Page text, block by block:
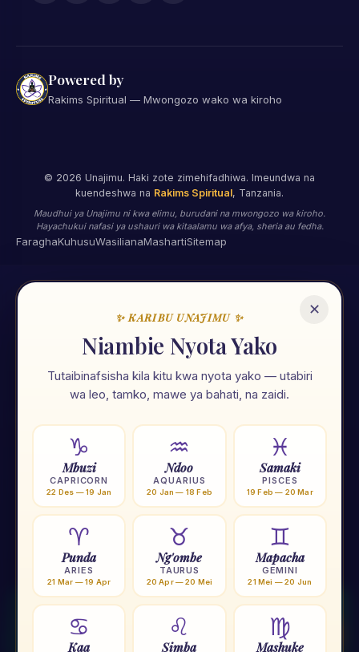
Powered by
Rakims Spiritual — Mwongozo wako wa kiroho
© 2026 Unajimu. Haki zote zimehifadhiwa. Imeundwa na
kuendeshwa na Rakims Spiritual, Tanzania.
Maudhui ya Unajimu ni kwa elimu, burudani na mwongozo wa kiroho.
Hayachukui nafasi ya ushauri wa kitaalamu wa afya, sheria au fedha.
FaraghaKuhusuWasilianaMashartiSitemap
Pata utabiri kila siku
Tuandikie WhatsApp tukutumie
horoscope ya kibinafsi kila
asubuhi.
ANZA MAZUNGUMZO
✕
✨ KARIBU UNAJIMU ✨
Niambie Nyota Yako
Tutaibinafsisha kila kitu kwa nyota yako — utabiri
wa leo, tamko, mawe ya bahati, na zaidi.
♑
Mbuzi
CAPRICORN
22 Des — 19 Jan
♒
Ndoo
AQUARIUS
20 Jan — 18 Feb
♓
Samaki
PISCES
19 Feb — 20 Mar
♈
Punda
ARIES
21 Mar — 19 Apr
♉
Ng'ombe
TAURUS
20 Apr — 20 Mei
♊
Mapacha
GEMINI
21 Mei — 20 Jun
♋
Kaa
♌
Simba
♍
Mashuke
Pakua App
🌟
Unajimu App
107 za kiroho. Zote kwa Kiswahili, zote mkononi mwako.
Nyota 12 🔢 Numerolojia 🌙 Mwezi
🟠 Chakra Yoga 🕐 Tafakari 💎 Crystal
★ Pakua Unajimu App — BURE
© 2026 Rakims Spiritual • Dar es Salaam, Tanzania